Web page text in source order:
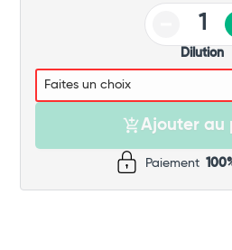
Dilution
Ajouter au
Paiement